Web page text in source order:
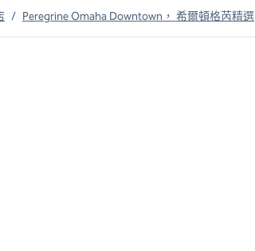
/ Peregrine Omaha Downtown， 希爾頓格芮精選